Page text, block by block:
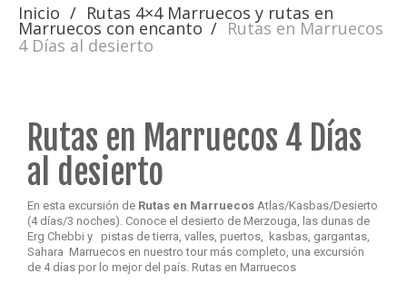
Inicio Rutas 4×4 Marruecos y rutas en
Marruecos con encanto Rutas en Marruecos
4 Días al desierto
Rutas en Marruecos 4 Días
al desierto
En esta excursión de Rutas en Marruecos Atlas/Kasbas/Desierto
(4 días/3 noches). Conoce el desierto de Merzouga, las dunas de
Erg Chebbi y pistas de tierra, valles, puertos, kasbas, gargantas,
Sahara Marruecos en nuestro tour más completo, una excursión
de 4 días por lo mejor del país. Rutas en Marruecos